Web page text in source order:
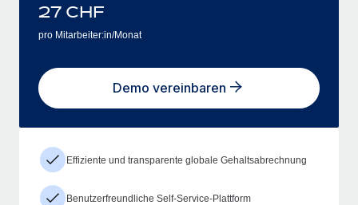
27 CHF
pro Mitarbeiter:in/Monat
Demo vereinbaren
Effiziente und transparente globale Gehaltsabrechnung
Benutzerfreundliche Self-Service-Plattform